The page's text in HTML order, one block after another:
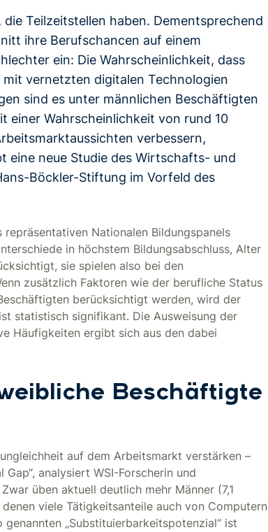
Teilzeitstellen haben. Dementsprechend
ihre Berufschancen auf einem
ein: Die Wahrscheinlichkeit, dass
vernetzten digitalen Technologien
sind es unter männlichen Beschäftigten
einer Wahrscheinlichkeit von rund 10
verbessern,
eine neue Studie des Wirtschafts- und
Böckler-Stiftung im Vorfeld des
Nationalen Bildungspanels
in höchstem Bildungsabschluss, Alter
sie spielen also bei den
zusätzlich Faktoren wie der berufliche Status
berücksichtigt werden, wird der
statistisch signifikant. Die Ausweisung der
Häufigkeiten ergibt sich aus den dabei
Beschäftigte
auf dem Arbeitsmarkt verstärken –
analysiert WSI-Forscherin und
üben aktuell deutlich mehr Männer (7,1
viele Tätigkeitsanteile auch von Computern
„Substituierbarkeitspotenzial“ ist